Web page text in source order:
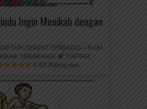
Ingin Menikah dengan
TEMPAT TERBATAS – RAIH
SEKARANG!
DAFTAR
4.9/5 Rating dari...